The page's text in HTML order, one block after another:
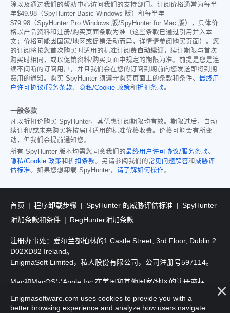
除以及通过我们的帮助中心访问我们的支持部门。订阅价格通常为每半
年$49.98 （SpyHunter Basic Windows 版）和每半年
$79.98 （SpyHunter Pro Windows 版/SpyHunter for Mac 版），具体价
格以产品资料和注册/购买页面条款为准（这些条款已通过引用并入本
文；价格可能因国家/地区或促销活动而异，详情请参阅购买页面）。您
的订阅将按您首次购买时适用的标准订阅费 自动续订 ，续订期限与首次
购买时相同，或以促销资料/购买页面中规定的期限为准。前提是您是连
续不间断的订阅用户，并且我们会在您的订阅到期前向您发送即将到期
费用的通知。购买 SpyHunter 须遵守购买页面上的条款和条件、 最终用
户许可协议/服务条款、 隐私/Cookie 政策和折扣条款。
------
一般条款
凡以折扣价购买 SpyHunter，其优惠订阅期限均有效。期限过后，自动
续订和/或未来购买将按届时适用的标准价格收费。价格可能会有所变
动，但我们会提前通知您。
所有 SpyHunter 版本均需您同意我们的最终用户许可协议/服务条款、
隐私/Cookie 政策和折扣条款。另请参阅我们的常见问题解答和威胁评
估标准。如果您想卸载 SpyHunter， 请了解如何操作。
首页 程序卸载步骤 SpyHunter 的威胁评估标准
SpyHunter
附加条款和条件
RegHunter附加条款
注册办事处：爱尔兰都柏林的1 Castle Street, 3rd Floor, Dublin 2
D02XD82 Ireland。
EnigmaSoft Limited，私人股份有限公司，公司注册号597114。
Mac和MacOS是Apple Inc.在美国和其他国家/地区的注册商标。
版权所有2016-2026。EnigmaSoft Ltd. 保留所有权利。
Enigmasoftware.com uses cookies to provide you with a
better browsing experience and analyze how users navigate